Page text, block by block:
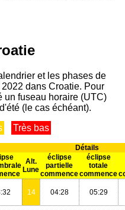
et les phases de
dans Croatie. Pour
un fuseau horaire (UTC)
(le cas échéant).
Très bas
Détails
Alt.
Lune
éclipse
partielle
commence
éclipse
totale
commence
14 04:28 05:29